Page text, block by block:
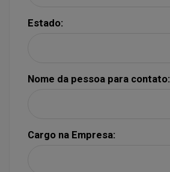
Estado:
Nome da pessoa para contato:
Cargo na Empresa: